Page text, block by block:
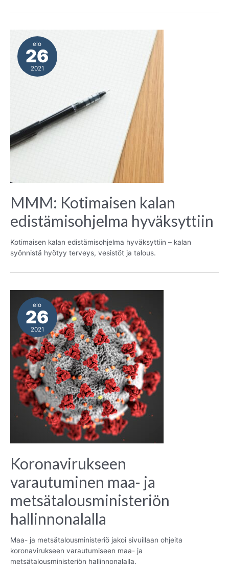
elo
26
2021
MMM: Kotimaisen kalan
edistämisohjelma hyväksyttiin
Kotimaisen kalan edistämisohjelma hyväksyttiin – kalan
syönnistä hyötyy terveys, vesistöt ja talous.
elo
26
2021
Koronavirukseen
varautuminen maa- ja
metsätalousministeriön
hallinnonalalla
Maa- ja metsätalousministeriö jakoi sivuillaan ohjeita
koronavirukseen varautumiseen maa- ja
metsätalousministeriön hallinnonalalla.